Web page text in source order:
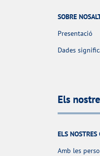
SOBRE
Presentació
Dades
Els
ELS
Amb les